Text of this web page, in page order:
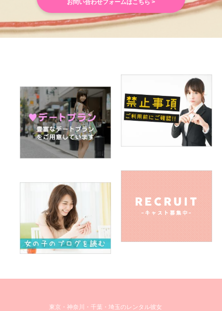
お問い合わせフォームはこちら >
東京・神奈川・千葉・埼玉のレンタル彼女